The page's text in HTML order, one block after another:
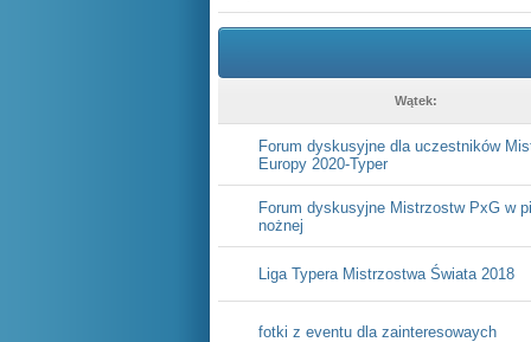
Wątek:
Forum dyskusyjne dla uczestników
Europy 2020-Typer
Forum dyskusyjne Mistrzostw PxG w
nożnej
Liga Typera Mistrzostwa Świata 2018
fotki z eventu dla zainteresowaych